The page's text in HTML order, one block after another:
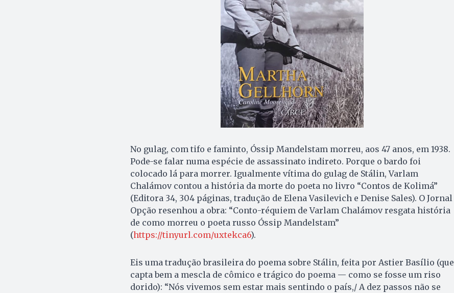
No gulag, com tifo e faminto, Óssip Mandelstam morreu, aos 47 anos, em 1938.
Pode-se falar numa espécie de assassinato indireto. Porque o bardo foi
colocado lá para morrer. Igualmente vítima do gulag de Stálin, Varlam
Chalámov contou a história da morte do poeta no livro “Contos de Kolimá”
(Editora 34, 304 páginas, tradução de Elena Vasilevich e Denise Sales). O Jornal
Opção resenhou a obra: “Conto-réquiem de Varlam Chalámov resgata história
de como morreu o poeta russo Óssip Mandelstam”
(https://tinyurl.com/uxtekca6).
Eis uma tradução brasileira do poema sobre Stálin, feita por Astier Basílio (que
capta bem a mescla de cômico e trágico do poema — como se fosse um riso
dorido): “Nós vivemos sem estar mais sentindo o país,/ A dez passos não se